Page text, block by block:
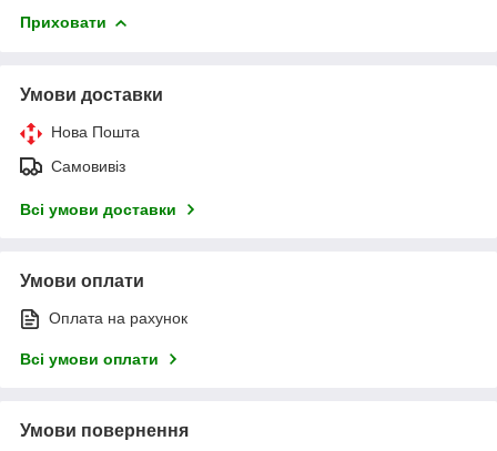
Приховати
Умови доставки
Нова Пошта
Самовивіз
Всі умови доставки
Умови оплати
Оплата на рахунок
Всі умови оплати
Умови повернення